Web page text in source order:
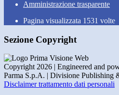
Amministrazione trasparente
Pagina visualizzata 1531 volte
Sezione Copyright
Copyright 2026 | Engineered and
Parma S.p.A. | Divisione Publishing
Disclaimer trattamento dati personali